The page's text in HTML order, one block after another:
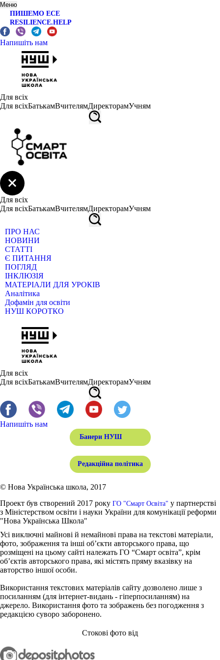
Меню
ПИШЕМО ЕСЕ
RESILIENCE.HELP
Напишіть нам
Для всіх
Для всіхБатькамВчителямДиректорамУчням
Для всіх
Для всіхБатькамВчителямДиректорамУчням
ПРО НАС
НОВИНИ
СТАТТІ
Є ПИТАННЯ
ПОГЛЯД
ІНКЛЮЗІЯ
МАТЕРІАЛИ ДЛЯ УРОКІВ
Аналітика
Дофамін для освіти
НУШ КОРОТКО
Для всіх
Для всіхБатькамВчителямДиректорамУчням
Напишіть нам
Банери НУШ
Редакційна політика
© Нова Українська школа, 2017
Проект був створений 2017 року ГО "Смарт Освіта" у партнерстві
з Міністерством освіти і науки України для комунікації реформи
"Нова Українська Школа"
Усі виключні майнові й немайнові права на текстові матеріали,
фото, зображення та інші об’єкти авторського права, що
розміщені на цьому сайті належать ГО “Смарт освіта”, крім
об’єктів авторського права, які містять пряму вказівку на
авторство іншої особи.
Використання текстових матеріалів сайту дозволено лише з
посиланням (для інтернет-видань - гіперпосиланням) на
джерело. Використання фото та зображень без погодження з
редакцією суворо заборонено.
Стокові фото від